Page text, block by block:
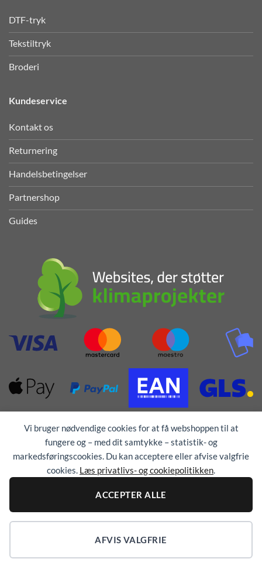
Vi bruger nødvendige cookies for at få webshoppen til at
fungere og – med dit samtykke – statistik- og
markedsføringscookies. Du kan acceptere eller afvise valgfrie
cookies. Læs privatlivs- og cookiepolitikken.
ACCEPTER ALLE
AFVIS VALGFRIE
DTF-tryk
Tekstiltryk
Broderi
Kundeservice
Kontakt os
Returnering
Handelsbetingelser
Partnershop
Guides
Alle rettigheder forbeholdes © 1976 - 2026TEX-
Cookieindstillinger